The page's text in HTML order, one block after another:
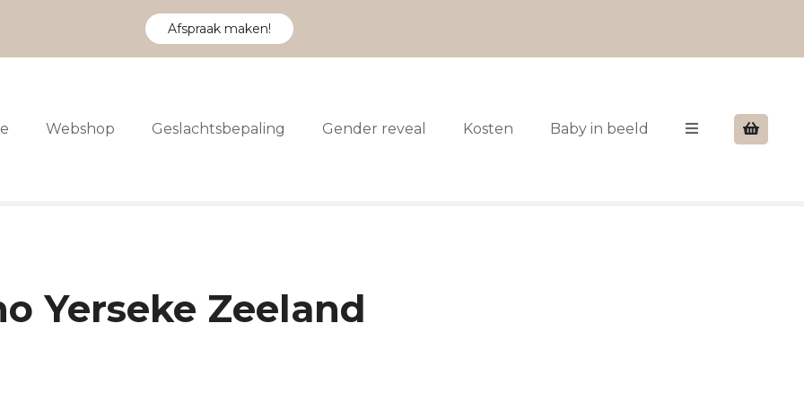
Afspraak maken!
Webshop Geslachtsbepaling Gender reveal Kosten Baby in beeld
Yerseke Zeeland